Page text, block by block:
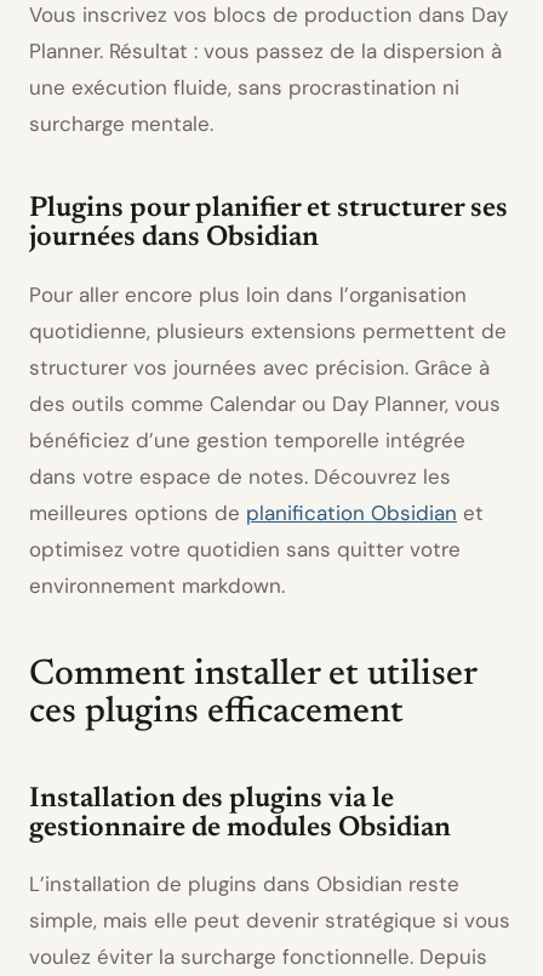
Vous inscrivez vos blocs de production dans Day
Planner. Résultat : vous passez de la dispersion à
une exécution fluide, sans procrastination ni
surcharge mentale.
Plugins pour planifier et structurer ses
journées dans Obsidian
Pour aller encore plus loin dans l’organisation
quotidienne, plusieurs extensions permettent de
structurer vos journées avec précision. Grâce à
des outils comme Calendar ou Day Planner, vous
bénéficiez d’une gestion temporelle intégrée
dans votre espace de notes. Découvrez les
meilleures options de planification Obsidian et
optimisez votre quotidien sans quitter votre
environnement markdown.
Comment installer et utiliser
ces plugins efficacement
Installation des plugins via le
gestionnaire de modules Obsidian
L’installation de plugins dans Obsidian reste
simple, mais elle peut devenir stratégique si vous
voulez éviter la surcharge fonctionnelle. Depuis